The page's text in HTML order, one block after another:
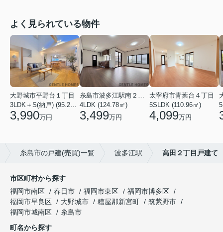
よく見られている物件
大野城市平野台１丁目
3,990万円
4LDK (124.78㎡)
3,499万円
太宰府市青葉台４丁目
5SLDK (110.96㎡)
4,099万円
糸島市の戸建(売買)一覧 波多江駅 高田２丁目戸建て
市区町村から探す
福岡市南区
春日市 福岡市東区
福岡市博多区
福岡市早良区
大野城市 糟屋郡新宮町
筑紫野市
福岡市城南区
糸島市
町名から探す